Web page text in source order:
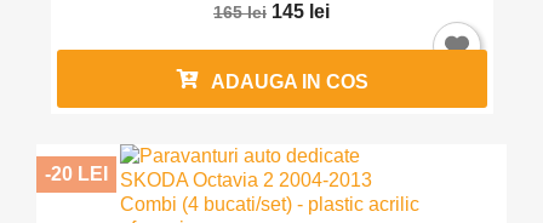
165 lei 145 lei
ADAUGA IN COS
-20 LEI